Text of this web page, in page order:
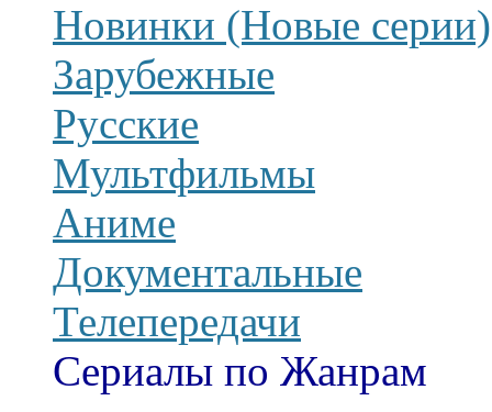
Новинки (Новые серии)
Зарубежные
Русские
Мультфильмы
Аниме
Документальные
Телепередачи
Сериалы по Жанрам